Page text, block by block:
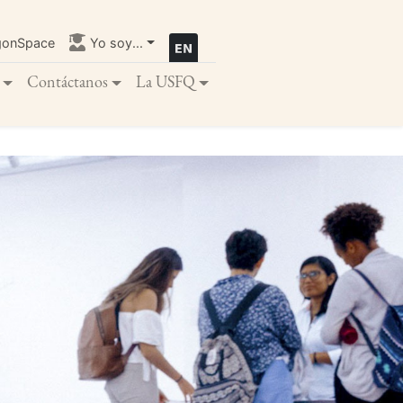
Yo soy...
Contáctanos La USFQ